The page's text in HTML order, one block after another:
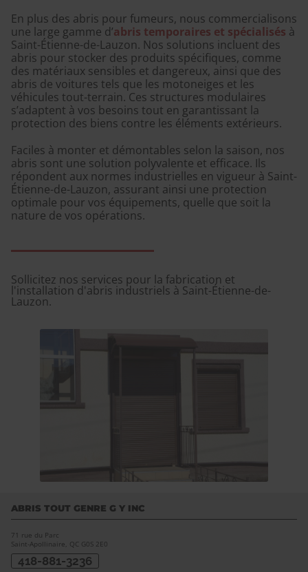
En plus des abris pour fumeurs, nous commercialisons
une large gamme d’abris temporaires et spécialisés à
Saint-Étienne-de-Lauzon. Nos solutions incluent des
abris pour stocker des produits spécifiques, comme
des matériaux sensibles et dangereux, ainsi que des
abris de voitures tels que les motoneiges et les
véhicules tout-terrain. Ces structures modulaires
s’adaptent à vos besoins tout en garantissant la
protection des biens contre les éléments extérieurs.
Faciles à monter et démontables selon la saison, nos
abris sont une solution polyvalente et efficace. Ils
répondent aux normes industrielles en vigueur à Saint-
Étienne-de-Lauzon, assurant ainsi une protection
optimale pour vos équipements, quelle que soit la
nature de vos opérations.
Sollicitez nos services pour la fabrication et
l'installation d'abris industriels à Saint-Étienne-de-
Lauzon.
ABRIS TOUT GENRE G Y INC
71 rue du Parc
Saint-Apollinaire, QC G0S 2E0
418-881-3236